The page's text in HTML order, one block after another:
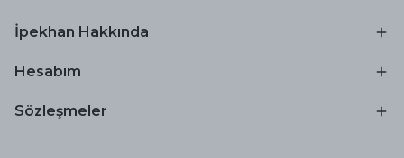
İpekhan Hakkında
Hesabım
Sözleşmeler